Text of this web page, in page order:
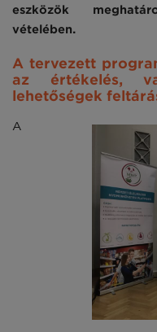
eszközök
vételében.
A tervezett
az értékelés,
lehetőségek
A